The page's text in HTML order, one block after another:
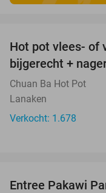
Hot pot vlees- of
bijgerecht +
Chuan Ba Hot Pot
Lanaken
Verkocht: 1.678
Entree Pakawi